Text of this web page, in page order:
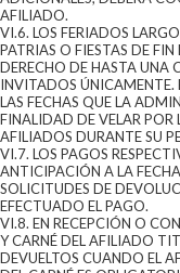
AFILIADO.
VI.6. LOS FERIADOS
PATRIAS O FIESTAS DE
DERECHO DE HASTA UNA
INVITADOS ÚNICAMENTE.
LAS FECHAS QUE LA
FINALIDAD DE VELAR
AFILIADOS DURANTE SU
VI.7. LOS PAGOS
ANTICIPACIÓN A LA
SOLICITUDES DE
EFECTUADO EL PAGO.
VI.8. EN RECEPCIÓN O
Y CARNÉ DEL AFILIADO
DEVUELTOS CUANDO EL